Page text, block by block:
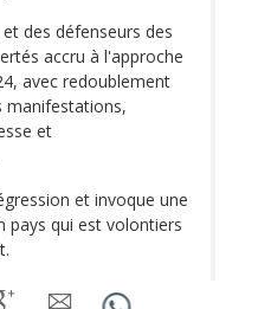
des défenseurs des
accru à l'approche
avec redoublement
manifestations,
et
et invoque une
pays qui est volontiers